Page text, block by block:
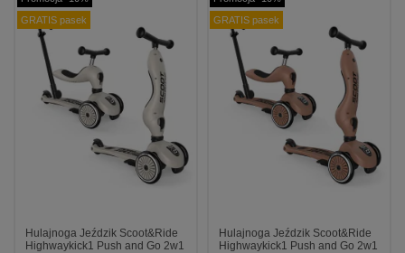
GRATIS pasek
Hulajnoga Jeździk Scoot&Ride
Highwaykick1 Push and Go 2w1
GRATIS pasek
Hulajnoga Jeździk Scoot&Ride
Highwaykick1 Push and Go 2w1